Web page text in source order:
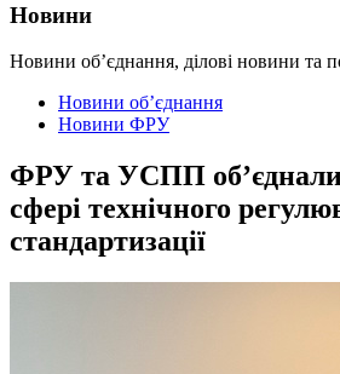
Новини
Новини об’єднання, ділові новини та
Новини об’єднання
Новини ФРУ
ФРУ та УСПП об’єднали
сфері технічного
стандартизації